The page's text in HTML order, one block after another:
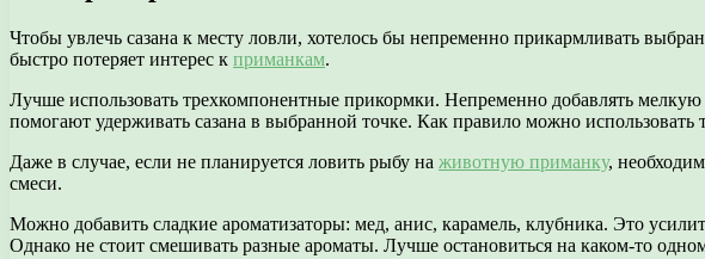
Чтобы увлечь сазана к месту ловли, хотелось бы непременно прикармливать
быстро потеряет интерес к приманкам.
Лучше использовать трехкомпонентные прикормки. Непременно добавлять
помогают удерживать сазана в выбранной точке. Как правило можно
Даже в случае, если не планируется ловить рыбу на животную приманку,
смеси.
Можно добавить сладкие ароматизаторы: мед, анис, карамель, клубника. Это
Однако не стоит смешивать разные ароматы. Лучше остановиться на каком-то